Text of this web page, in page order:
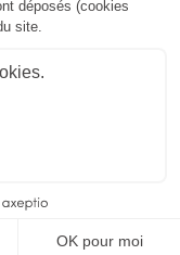
Politique de cookies
LE LEZ
& SERVICES © 2022